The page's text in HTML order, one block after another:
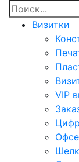
Визитки
VIP